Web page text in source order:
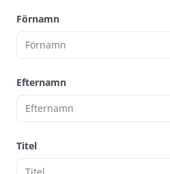
Förnamn
Efternamn
Titel